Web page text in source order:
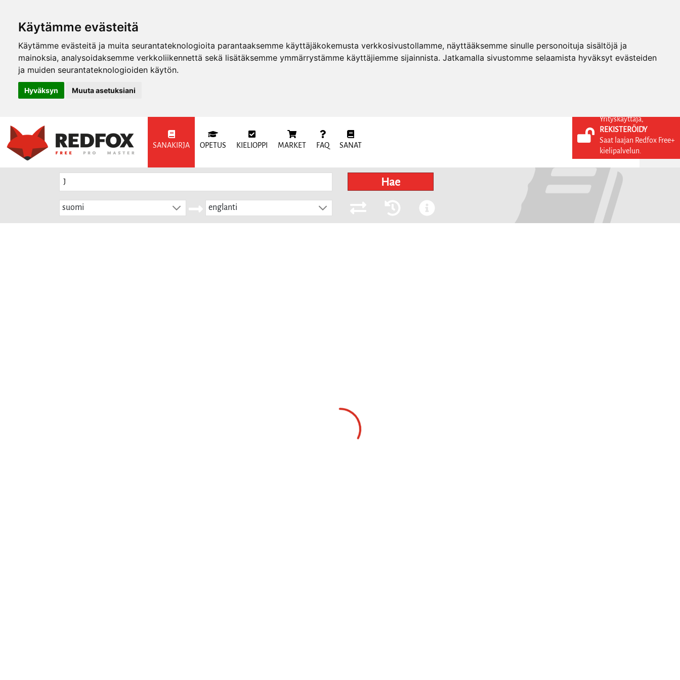
Käytämme evästeitä
Käytämme evästeitä ja muita seurantateknologioita parantaaksemme käyttäjäkokemusta verkkosivustollamme, näyttääksemme sinulle personoituja sisältöjä ja
mainoksia, analysoidaksemme verkkoliikennettä sekä lisätäksemme ymmärrystämme käyttäjiemme sijainnista. Jatkamalla sivustomme selaamista hyväksyt evästeiden
ja muiden seurantateknologioiden käytön.
Hyväksyn Muuta asetuksiani
SANAKIRJA OPETUS KIELIOPPI MARKET FAQ SANAT
KIRJAUDU SISÄÄN
REKISTERÖIDY
Hae
suomi englanti
Yrityskäyttäjä,
REKISTERÖIDY
Saat laajan Redfox Free+
kielipalvelun.